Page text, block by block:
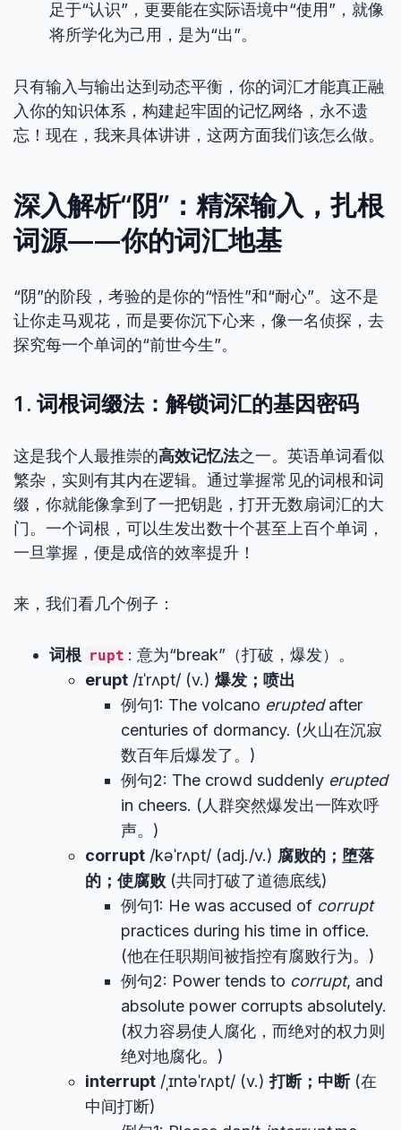
足于“认识”，更要能在实际语境中“使用”，就像
将所学化为己用，是为“出”。
只有输入与输出达到动态平衡，你的词汇才能真正融
入你的知识体系，构建起牢固的记忆网络，永不遗
忘！现在，我来具体讲讲，这两方面我们该怎么做。
深入解析“阴”：精深输入，扎根
词源——你的词汇地基
“阴”的阶段，考验的是你的“悟性”和“耐心”。这不是
让你走马观花，而是要你沉下心来，像一名侦探，去
探究每一个单词的“前世今生”。
1. 词根词缀法：解锁词汇的基因密码
这是我个人最推崇的高效记忆法之一。英语单词看似
繁杂，实则有其内在逻辑。通过掌握常见的词根和词
缀，你就能像拿到了一把钥匙，打开无数扇词汇的大
门。一个词根，可以生发出数十个甚至上百个单词，
一旦掌握，便是成倍的效率提升！
来，我们看几个例子：
词根 rupt : 意为“break”（打破，爆发）。
erupt /ɪˈrʌpt/ (v.) 爆发；喷出
例句1: The volcano eruptedafter
centuries of dormancy. (火山在沉寂
数百年后爆发了。)
例句2: The crowd suddenly erupted
in cheers. (人群突然爆发出一阵欢呼
声。)
corrupt /kəˈrʌpt/ (adj./v.) 腐败的；堕落
的；使腐败 (共同打破了道德底线)
例句1: He was accused of corrupt
practices during his time in office.
(他在任职期间被指控有腐败行为。)
例句2: Power tends to corrupt, and
absolute power corrupts absolutely.
(权力容易使人腐化，而绝对的权力则
绝对地腐化。)
interrupt /ˌɪntəˈrʌpt/ (v.)打断；中断(在
中间打断)